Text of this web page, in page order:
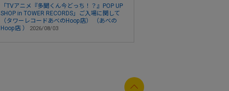
「TVアニメ『多聞くん今どっち！？』POP UP
SHOP in TOWER RECORDS」ご入場に関して
（タワーレコードあべのHoop店） （あべの
Hoop店 ）
2026/08/03